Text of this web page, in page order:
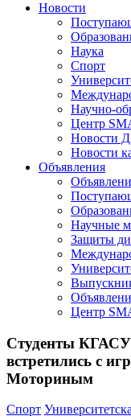
Новости
Наука
Спорт
Научно-
Центр
Новости
Новости
Объявления
Научные
Защиты
Центр
Студенты КГАСУ
встретились с
Моториным
Спорт